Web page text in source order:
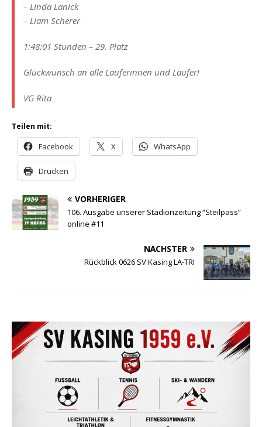
– Linda Lanick
– Liam Scherer
1:48:01 Stunden – 29. Platz
Glückwunsch an alle Läuferinnen und Läufer!
VG Rita
Teilen mit:
Facebook X WhatsApp
Drucken
VORHERIGER
106. Ausgabe unserer Stadionzeitung “Steilpass”
online #11
NÄCHSTER
Rückblick 0626 SV Kasing LA-TRI